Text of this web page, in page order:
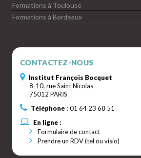
Formations à Toulouse
Formations à Bordeaux
CONTACTEZ-NOUS
Institut François Bocquet
8-10, rue Saint Nicolas
75012 PARIS
Téléphone : 01 64 23 68 51
En ligne :
Formulaire de contact
Prendre un RDV (tel ou visio)